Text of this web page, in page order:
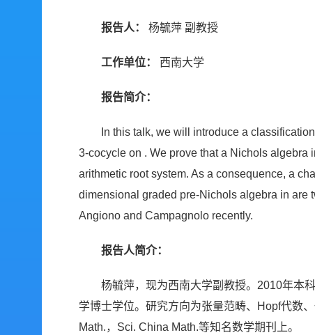
报告人： 杨毓萍 副教授
工作单位： 西南大学
报告简介：
In this talk, we will introduce a
3-cocycle on . We prove that a Nichols
arithmetic root system. As a consequence, a
dimensional graded pre-Nichols algebra in are
Angiono and Campagnolo recently.
报告人简介：
杨毓萍，现为西南大学副教授。2010年本
学博士学位。研究方向为张量范畴、Hopf代数
Math.，Sci. China Math.等知名数学期刊上。